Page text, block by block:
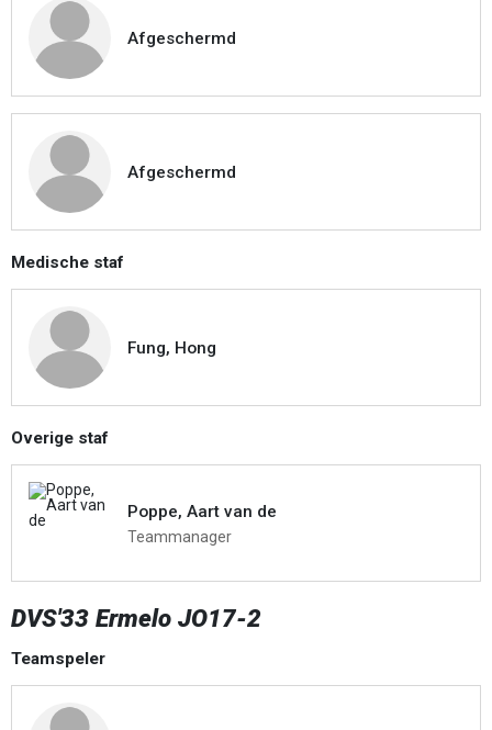
Afgeschermd
Afgeschermd
Medische staf
Fung, Hong
Overige staf
Poppe, Aart van de
Teammanager
DVS'33 Ermelo JO17-2
Teamspeler